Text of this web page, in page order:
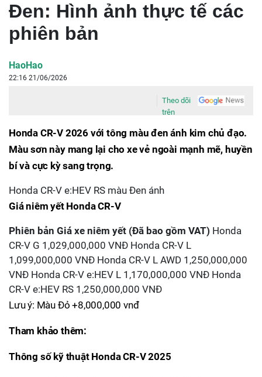
Đen: Hình ảnh thực tế các
phiên bản
HaoHao
22:16 21/06/2026
Theo dõi
trên
Honda CR-V 2026 với tông màu đen ánh kim chủ đạo.
Màu sơn này mang lại cho xe vẻ ngoài mạnh mẽ, huyền
bí và cực kỳ sang trọng.
Honda CR-V e:HEV RS màu Đen ánh
Giá niêm yết Honda CR-V
Phiên bản Giá xe niêm yết (Đã bao gồm VAT) Honda
CR-V G 1,029,000,000 VNĐ Honda CR-V L
1,099,000,000 VNĐ Honda CR-V L AWD 1,250,000,000
VNĐ Honda CR-V e:HEV L 1,170,000,000 VNĐ Honda
CR-V e:HEV RS 1,250,000,000 VNĐ
Lưu ý: Màu Đỏ +8,000,000 vnđ
Tham khảo thêm:
Thông số kỹ thuật Honda CR-V 2025